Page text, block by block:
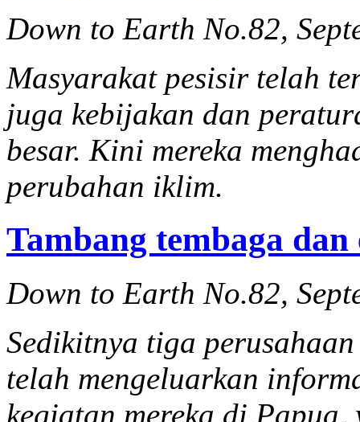
Down to Earth No.82,
Masyarakat pesisir telah
juga kebijakan dan
besar. Kini mereka
perubahan iklim.
Tambang tembaga
Down to Earth No.82,
Sedikitnya tiga
telah mengeluarkan
kegiatan mereka di